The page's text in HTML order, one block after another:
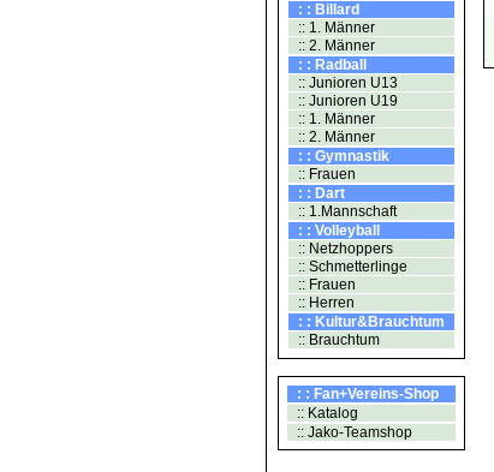
: : Billard
:: 1. Männer
:: 2. Männer
: : Radball
:: Junioren U13
:: Junioren U19
:: 1. Männer
:: 2. Männer
: : Gymnastik
:: Frauen
: : Dart
:: 1.Mannschaft
: : Volleyball
:: Netzhoppers
:: Schmetterlinge
:: Frauen
:: Herren
: : Kultur&Brauchtum
:: Brauchtum
: : Fan+Vereins-Shop
:: Katalog
:: Jako-Teamshop